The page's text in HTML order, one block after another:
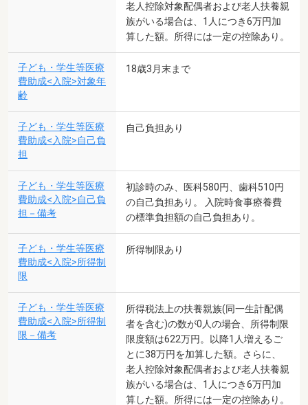
老人控除対象配偶者および老人扶養親
族がいる場合は、1人につき6万円加
算した額。所得には一定の控除あり。
子ども・学生等医療
費助成<入院>対象年
齢
18歳3月末まで
子ども・学生等医療
費助成<入院>自己負
担
自己負担あり
子ども・学生等医療
費助成<入院>自己負
担－備考
初診時のみ、医科580円、歯科510円
の自己負担あり。 入院時食事療養費
の標準負担額の自己負担あり。
子ども・学生等医療
費助成<入院>所得制
限
所得制限あり
子ども・学生等医療
費助成<入院>所得制
限－備考
所得税法上の扶養親族(同一生計配偶
者を含む)の数が0人の場合、所得制限
限度額は622万円。以降1人増えるご
とに38万円を加算した額。さらに、
老人控除対象配偶者および老人扶養親
族がいる場合は、1人につき6万円加
算した額。所得には一定の控除あり。